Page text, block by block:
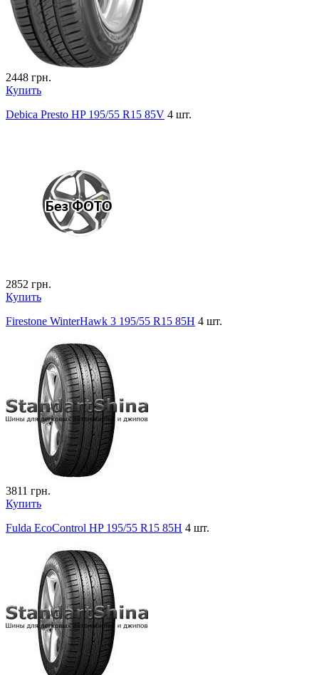
2448 грн.
Купить
Debica Presto HP 195/55 R15 85V 4 шт.
2852 грн.
Купить
Firestone WinterHawk 3 195/55 R15 85H 4 шт.
3811 грн.
Купить
Fulda EcoControl HP 195/55 R15 85H 4 шт.